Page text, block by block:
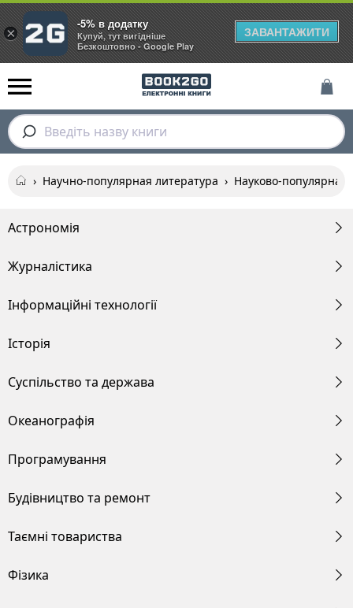
Введіть назву книги
› Научно-популярная литература › Науково-популярна
Астрономія
Журналістика
Інформаційні технології
Історія
Суспільство та держава
Океанографія
Програмування
Будівництво та ремонт
Таємні товариства
Фізика
×
-5% в додатку
Купуй, тут вигідніше
Безкоштовно - Google Play
ЗАВАНТАЖИТИ